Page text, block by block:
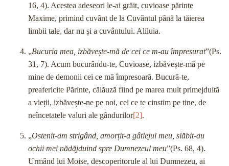
16, 4). Acestea adeseori le-ai grăit, cuvioase părinte
Maxime, primind cuvânt de la Cuvântul până la tăierea
limbii tale, dar nu și a cuvântului. Aliluia.
„Bucuria mea, izbăvește-mă de cei ce m-au împresurat”(Ps.
31, 7). Acum bucurându-te, Cuvioase, izbăvește-mă pe
mine de demonii cei ce mă împresoară. Bucură-te,
preafericite Părinte, călăuză fiind pe marea mult primejduită
a vieții, izbăvește-ne pe noi, cei ce te cinstim pe tine, de
neîncetatele valuri ale gândurilor[2].
„Ostenit-am strigând, amorțit-a gâtlejul meu, slăbit-au
ochii mei nădăjduind spre Dumnezeul meu”(Ps. 68, 4).
Urmând lui Moise, descoperitorule al lui Dumnezeu, ai